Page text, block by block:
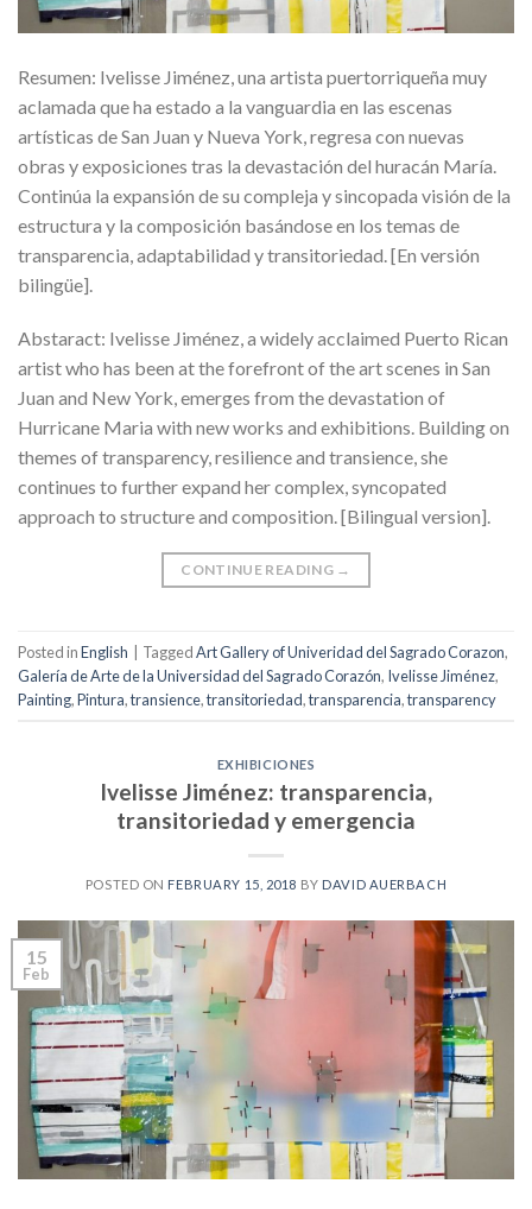
Resumen: Ivelisse Jiménez, una artista puertorriqueña muy
aclamada que ha estado a la vanguardia en las escenas
artísticas de San Juan y Nueva York, regresa con nuevas
obras y exposiciones tras la devastación del huracán María.
Continúa la expansión de su compleja y sincopada visión de la
estructura y la composición basándose en los temas de
transparencia, adaptabilidad y transitoriedad. [En versión
bilingüe].
Abstaract: Ivelisse Jiménez, a widely acclaimed Puerto Rican
artist who has been at the forefront of the art scenes in San
Juan and New York, emerges from the devastation of
Hurricane Maria with new works and exhibitions. Building on
themes of transparency, resilience and transience, she
continues to further expand her complex, syncopated
approach to structure and composition. [Bilingual version].
CONTINUE READING →
Posted inEnglish TaggedArt Gallery of Univeridad del Sagrado Corazon,
Galería de Arte de la Universidad del Sagrado Corazón, Ivelisse Jiménez,
Painting,Pintura,transience,transitoriedad,transparencia,transparency
EXHIBICIONES
Ivelisse Jiménez: transparencia,
transitoriedad y emergencia
POSTED ON FEBRUARY 15, 2018 BY DAVID AUERBACH
15
Feb